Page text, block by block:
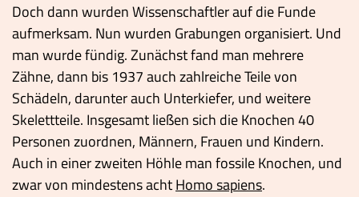
Doch dann wurden Wissenschaftler auf die Funde
aufmerksam. Nun wurden Grabungen organisiert. Und
man wurde fündig. Zunächst fand man mehrere
Zähne, dann bis 1937 auch zahlreiche Teile von
Schädeln, darunter auch Unterkiefer, und weitere
Skelettteile. Insgesamt ließen sich die Knochen 40
Personen zuordnen, Männern, Frauen und Kindern.
Auch in einer zweiten Höhle man fossile Knochen, und
zwar von mindestens achtHomo sapiens.